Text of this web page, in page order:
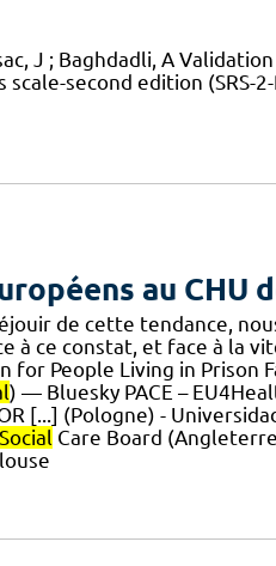
J ; Baghdadli, A
scale-second edition (SRS-
au CHU
de cette tendance,
à ce constat, et face à la
for People Living in Prison
) — Bluesky PACE –
[...] (Pologne) -
Social Care Board